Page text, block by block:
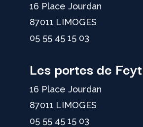
16 Place Jourdan
87011 LIMOGES
05 55 45 15 03
Les portes de
16 Place Jourdan
87011 LIMOGES
05 55 45 15 03